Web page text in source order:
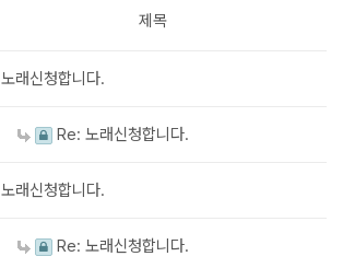
제목
노래신청합니다.
Re: 노래신청합니다.
노래신청합니다.
Re: 노래신청합니다.